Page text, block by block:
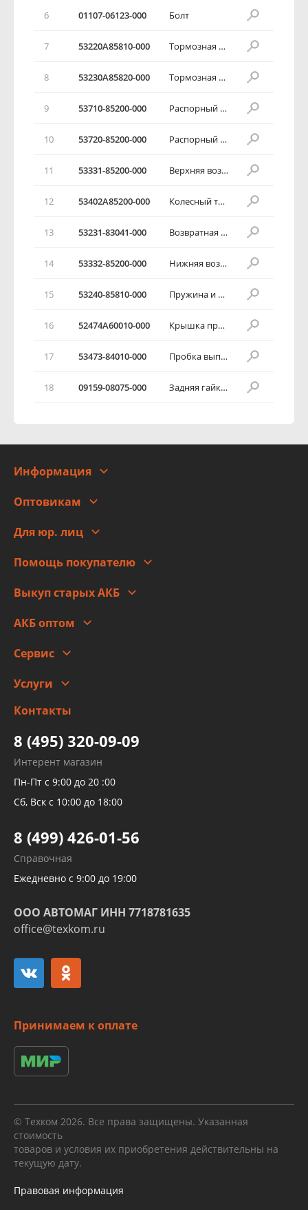
6 01107-06123-000 Болт
7 53220А85810-000 Тормозная колодка в сборе
8 53230А85820-000 Тормозная колодка в сборе
9 53710-85200-000 Распорный узел в сборе
10 53720-85200-000 Распорный узел в сборе
11 53331-85200-000 Верхняя возвратная пружина
12 53402А85200-000 Колесный тормозной цилиндр
13 53231-83041-000 Возвратная пружина
14 53332-85200-000 Нижняя возвратная пружина
15 53240-85810-000 Пружина и палец в сборе
16 52474А60010-000 Крышка пробки
17 53473-84010-000 Пробка выпуска воздуха
18 09159-08075-000 Задняя гайка карданного вала
Информация
Адреса
Новости
Правовая информация
Оптовикам
Для юр. лиц
Помощь покупателю
Оплата
Гарантии и возврат
Выкуп старых АКБ
АКБ оптом
Сервис
Заправка кондиционера авто
Детейлинг
Услуги
высокого давления
Тормозных трубок
Рукавов гидроусилителей
Рукавов компрессоров и турбин
Трубок кондиционеров
Развертка пайка медных стальных
алюминиевых трубок и штуцеров
Контакты
8 (495) 320-09-09
Интерент магазин
Пн-Пт с 9:00 до 20 :00
Сб, Вск с 10:00 до 18:00
8 (499) 426-01-56
Справочная
Ежедневно с 9:00 до 19:00
ООО АВТОМАГ ИНН 7718781635
office@texkom.ru
Принимаем к оплате
© Техком 2026. Все права защищены. Указанная
стоимость
товаров и условия их приобретения действительны на
текущую дату.
Правовая информация